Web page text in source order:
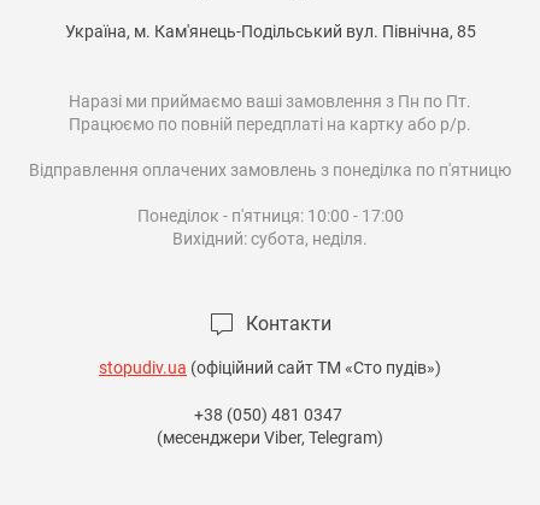
Україна, м. Кам'янець-Подільський вул. Північна, 85
Наразі ми приймаємо ваші замовлення з Пн по Пт.
Працюємо по повній передплаті на картку або р/р.
Відправлення оплачених замовлень з понеділка по п'ятницю
Понеділок - п'ятниця: 10:00 - 17:00
Вихідний: субота, неділя.
Контакти
stopudiv.ua (офіційний сайт ТМ «Сто пудів»)
+38 (050) 481 0347
(месенджери Viber, Telegram)